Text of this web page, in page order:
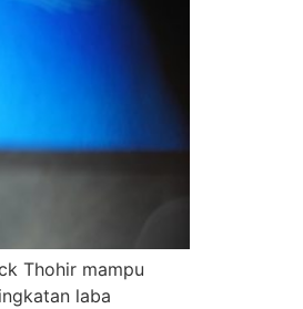
Thohir mampu
laba